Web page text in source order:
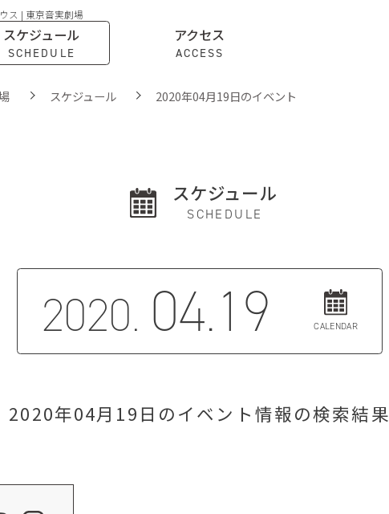
ス | 東京音実劇場
スケジュール
SCHEDULE
アクセス
ACCESS
スケジュール 2020年04月19日のイベント
スケジュール
SCHEDULE
2020. 04.19 CALENDAR
2020年04月19日のイベント情報の検索結果